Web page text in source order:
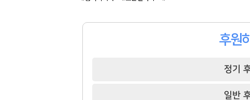
팬클럽
후원
정기
일반